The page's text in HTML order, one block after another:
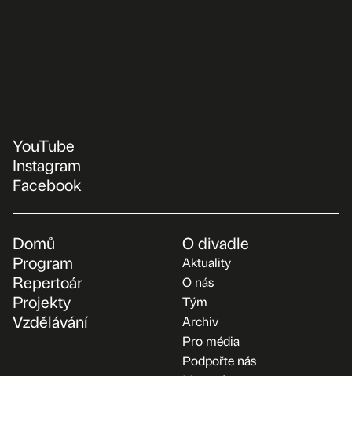
YouTube
Instagram
Facebook
Domů
Program
Repertoár
Projekty
Vzdělávání
O divadle
Aktuality
O nás
Tým
Archiv
Pro média
Podpořte nás
Kontakt